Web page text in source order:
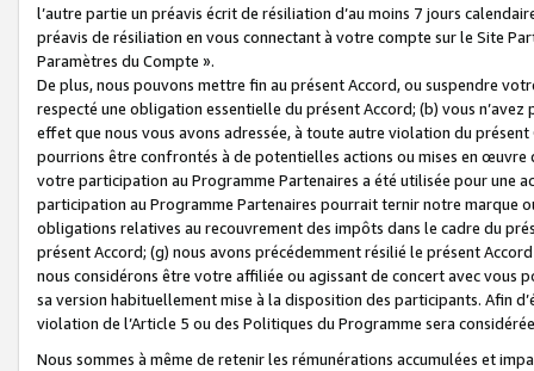
l’autre partie un préavis écrit de résiliation d’au moins 7 jours
préavis de résiliation en vous connectant à votre compte sur le Site
Paramètres du Compte ».
De plus, nous pouvons mettre fin au présent Accord, ou suspendre
respecté une obligation essentielle du présent Accord; (b) vous
effet que nous vous avons adressée, à toute autre violation du
pourrions être confrontés à de potentielles actions ou mises en
votre participation au Programme Partenaires a été utilisée pour une
participation au Programme Partenaires pourrait ternir notre marque
obligations relatives au recouvrement des impôts dans le cadre du
présent Accord; (g) nous avons précédemment résilié le présent
nous considérons être votre affiliée ou agissant de concert avec vous
sa version habituellement mise à la disposition des participants. Afin
violation de l’Article 5 ou des Politiques du Programme sera
Nous sommes à même de retenir les rémunérations accumulées et